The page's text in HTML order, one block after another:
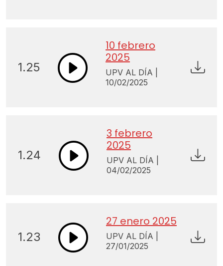
1.25
10 febrero
2025
UPV AL DÍA |
10/02/2025
1.24
3 febrero
2025
UPV AL DÍA |
04/02/2025
1.23
27 enero 2025
UPV AL DÍA |
27/01/2025